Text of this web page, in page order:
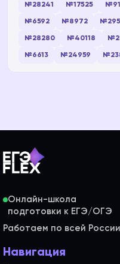
№28241 №17525
№6592 №8972
№28280 №40118
№6613 №24959
Онлайн-школа
Работаем по всей России
Навигация